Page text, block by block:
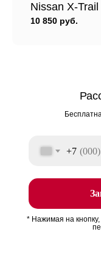
Nissan X-
10 850 руб.
+7
* Нажимая на